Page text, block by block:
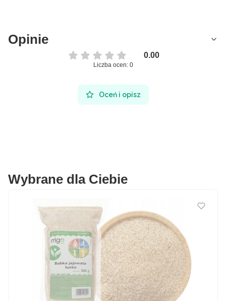
Opinie
0.00
Liczba ocen: 0
Oceń i opisz
Wybrane dla Ciebie